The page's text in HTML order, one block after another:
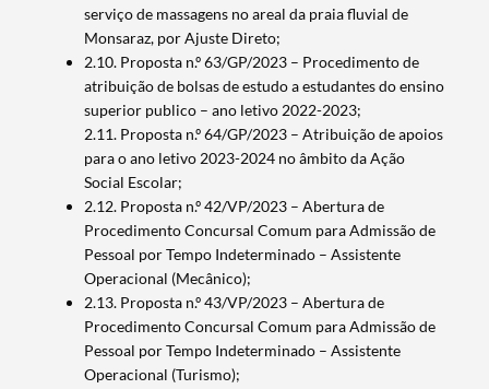
serviço de massagens no areal da praia fluvial de
Monsaraz, por Ajuste Direto;
2.10. Proposta n.º 63/GP/2023 – Procedimento de
atribuição de bolsas de estudo a estudantes do ensino
superior publico – ano letivo 2022-2023;
2.11. Proposta n.º 64/GP/2023 – Atribuição de apoios
para o ano letivo 2023-2024 no âmbito da Ação
Social Escolar;
2.12. Proposta n.º 42/VP/2023 – Abertura de
Procedimento Concursal Comum para Admissão de
Pessoal por Tempo Indeterminado – Assistente
Operacional (Mecânico);
2.13. Proposta n.º 43/VP/2023 – Abertura de
Procedimento Concursal Comum para Admissão de
Pessoal por Tempo Indeterminado – Assistente
Operacional (Turismo);